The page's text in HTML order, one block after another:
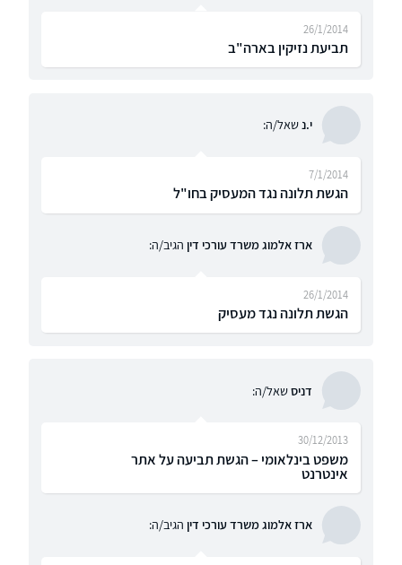
תביעת נזיקין בארה"ב
26/1/2014
י.נשאל/ה:
הגשת תלונה נגד המעסיק בחו"ל
7/1/2014
ארז אלמוג משרד עורכי דין הגיב/ה:
הגשת תלונה נגד מעסיק
26/1/2014
דניסשאל/ה:
משפט בינלאומי – הגשת תביעה על אתר
אינטרנט
30/12/2013
ארז אלמוג משרד עורכי דין הגיב/ה: